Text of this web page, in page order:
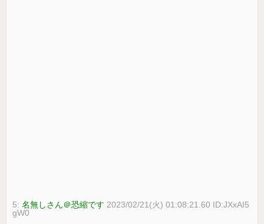
5:名無しさん＠恐縮です 2023/02/21(火) 01:08:21.60 ID:JXxAI5
gW0